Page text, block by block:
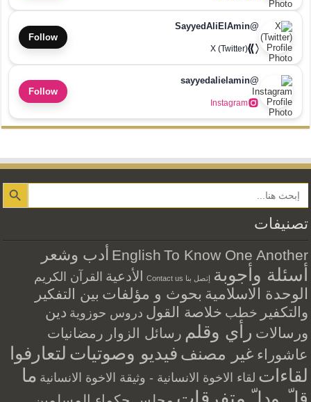
@SayyedAliElAmin
X (Twitter)
Follow
@sayyedalielamin
Instagram
Follow
Search Button
تصنيفات
English To Know One Another أدب وشعر
أسئلة وأجوبة إتصل بنا Contact us الأدعية القرآن الكريم
الوحدة الاسلامية بحوث و مؤلفات بين التفكير
والتكفير خطب خلاصة القول دروس حوزوية دين
ورسالات رأي وقلم رسائل الزوار رمضانيات
عاشوراء غير مصنف فيديو وصوتيات لتعارفوا
لقاءات لقاء الاخوة الانسانية - وثيقة الاخوة الانسانية ما